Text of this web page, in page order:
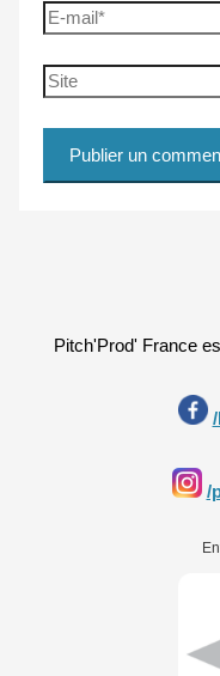
E-
mail*
Site
Pitch'Prod' France
/